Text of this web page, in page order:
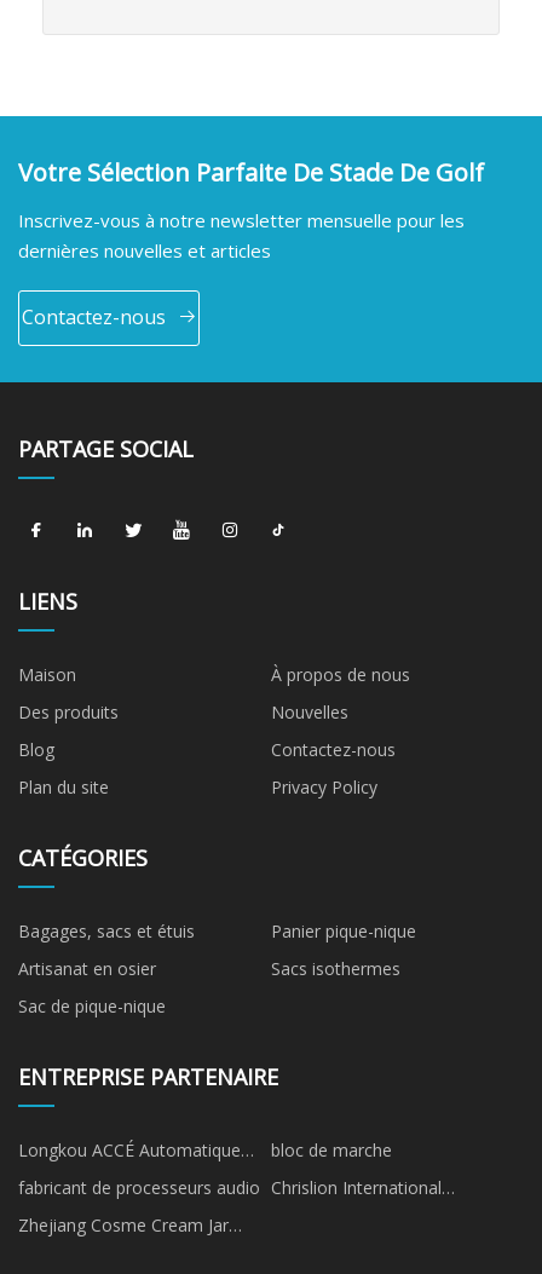
Votre Sélection Parfaite De Stade De Golf
Inscrivez-vous à notre newsletter mensuelle pour les
dernières nouvelles et articles
Contactez-nous
PARTAGE SOCIAL
LIENS
Maison
À propos de nous
Des produits
Nouvelles
Blog
Contactez-nous
Plan du site
Privacy Policy
CATÉGORIES
Bagages, sacs et étuis
Panier pique-nique
Artisanat en osier
Sacs isothermes
Sac de pique-nique
ENTREPRISE PARTENAIRE
Longkou ACCÉ Automatique
bloc de marche
fabricant de processeurs audio Chrislion International
Zhejiang Cosme Cream Jar